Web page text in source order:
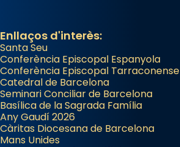
Enllaços d'interès:
Santa Seu
Conferència Episcopal Espanyola
Conferència Episcopal Tarraconense
Catedral de Barcelona
Seminari Conciliar de Barcelona
Basílica de la Sagrada Família
Any Gaudí 2026
Càritas Diocesana de Barcelona
Mans Unides